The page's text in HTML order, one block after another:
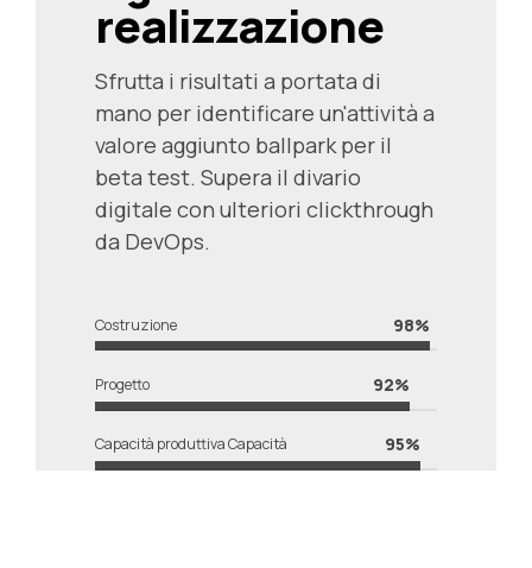
realizzazione
Sfrutta i risultati a portata di
mano per identificare un'attività a
valore aggiunto ballpark per il
beta test. Supera il divario
digitale con ulteriori clickthrough
da DevOps.
Costruzione 98%
Progetto 92%
Capacità produttiva Capacità 95%
0
1
2
3
4
5
6
7
0
1
2
0
1
2
0